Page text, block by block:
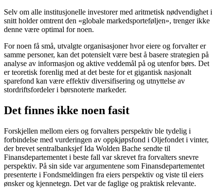
Selv om alle institusjonelle investorer med aritmetisk nødvendighet i
snitt holder omtrent den «globale markedsporteføljen», trenger ikke
denne være optimal for noen.
For noen få små, utvalgte organisasjoner hvor eiere og forvalter er
samme personer, kan det potensielt være best å basere strategien på
analyse av informasjon og aktive veddemål på og utenfor børs. Det
er teoretisk forenlig med at det beste for et gigantisk nasjonalt
sparefond kan være effektiv diversifisering og utnyttelse av
stordriftsfordeler i børsnoterte markeder.
Det finnes ikke noen fasit
Forskjellen mellom eiers og forvalters perspektiv ble tydelig i
forbindelse med vurderingen av oppkjøpsfond i Oljefondet i vinter,
der brevet sentralbanksjef Ida Wolden Bache sendte til
Finansdepartementet i beste fall var skrevet fra forvalters snevre
perspektiv. På sin side var argumentene som Finansdepartementet
presenterte i Fondsmeldingen fra eiers perspektiv og viste til eiers
ønsker og kjennetegn. Det var de faglige og praktisk relevante.